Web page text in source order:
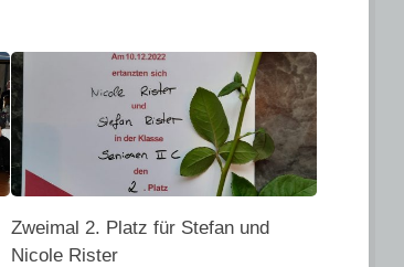
Zweimal 2. Platz für Stefan und
Nicole Rister